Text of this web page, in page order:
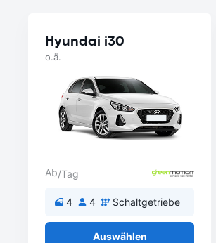
Hyundai i30
o.ä.
Ab/Tag
4 4 Schaltgetriebe
Auswählen